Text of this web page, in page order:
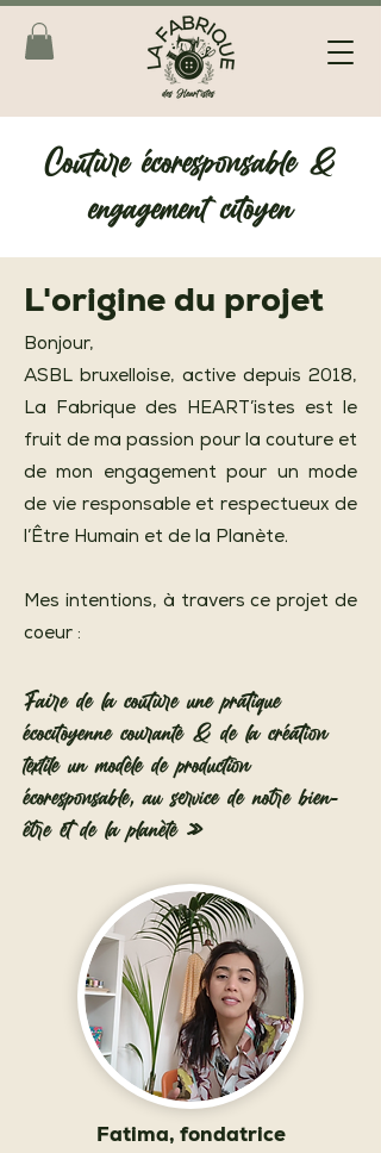
Couture écoresponsable &
engagement citoyen
L'origine du projet
Bonjour,
ASBL bruxelloise, active depuis 2018,
La Fabrique des HEART’istes est le
fruit de ma passion pour la couture et
de mon engagement pour un mode
de vie responsable et respectueux de
l’Être Humain et de la Planète.
Mes intentions, à travers ce projet de
coeur :
Faire de la couture une pratique
écocitoyenne courante & de la création
textile un modèle de production
écoresponsable, au service de notre bien-
être et de la planète »
Fatima, fondatrice